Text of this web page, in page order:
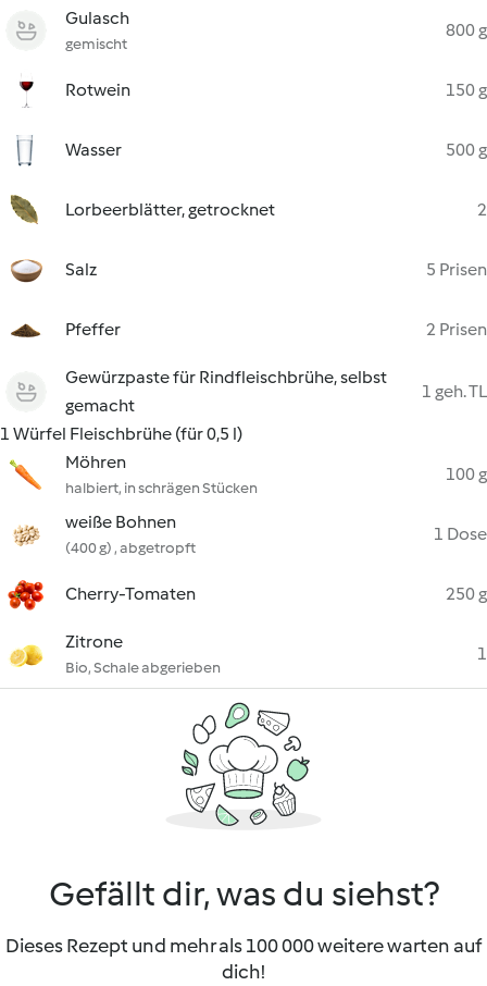
Gulasch
gemischt
800 g
Rotwein 150 g
Wasser 500 g
Lorbeerblätter, getrocknet 2
Salz 5 Prisen
Pfeffer 2 Prisen
Gewürzpaste für Rindfleischbrühe, selbst
gemacht
1 geh. TL
1 Würfel Fleischbrühe (für 0,5 l)
Möhren
halbiert, in schrägen Stücken
100 g
weiße Bohnen
(400 g) , abgetropft
1 Dose
Cherry-Tomaten 250 g
Zitrone
Bio, Schale abgerieben
1
Gefällt dir, was du siehst?
Dieses Rezept und mehr als 100 000 weitere warten auf
dich!